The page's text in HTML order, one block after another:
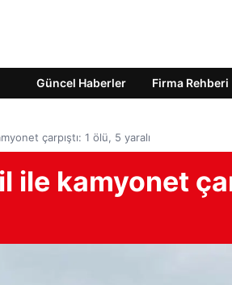
Güncel Haberler Firma Rehberi
çarpıştı: 1 ölü, 5 yaralı
ile kamyonet